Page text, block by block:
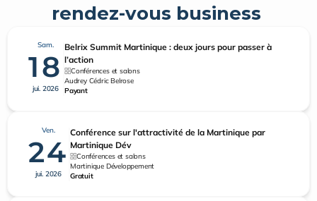
rendez-vous business
Sam.
18
jui. 2026
Belrix Summit Martinique : deux jours pour passer à
l’action
Conférences et salons
Audrey Cédric Belrose
Payant
Ven.
24
jui. 2026
Conférence sur l'attractivité de la Martinique par
Martinique Dév
Conférences et salons
Martinique Développement
Gratuit